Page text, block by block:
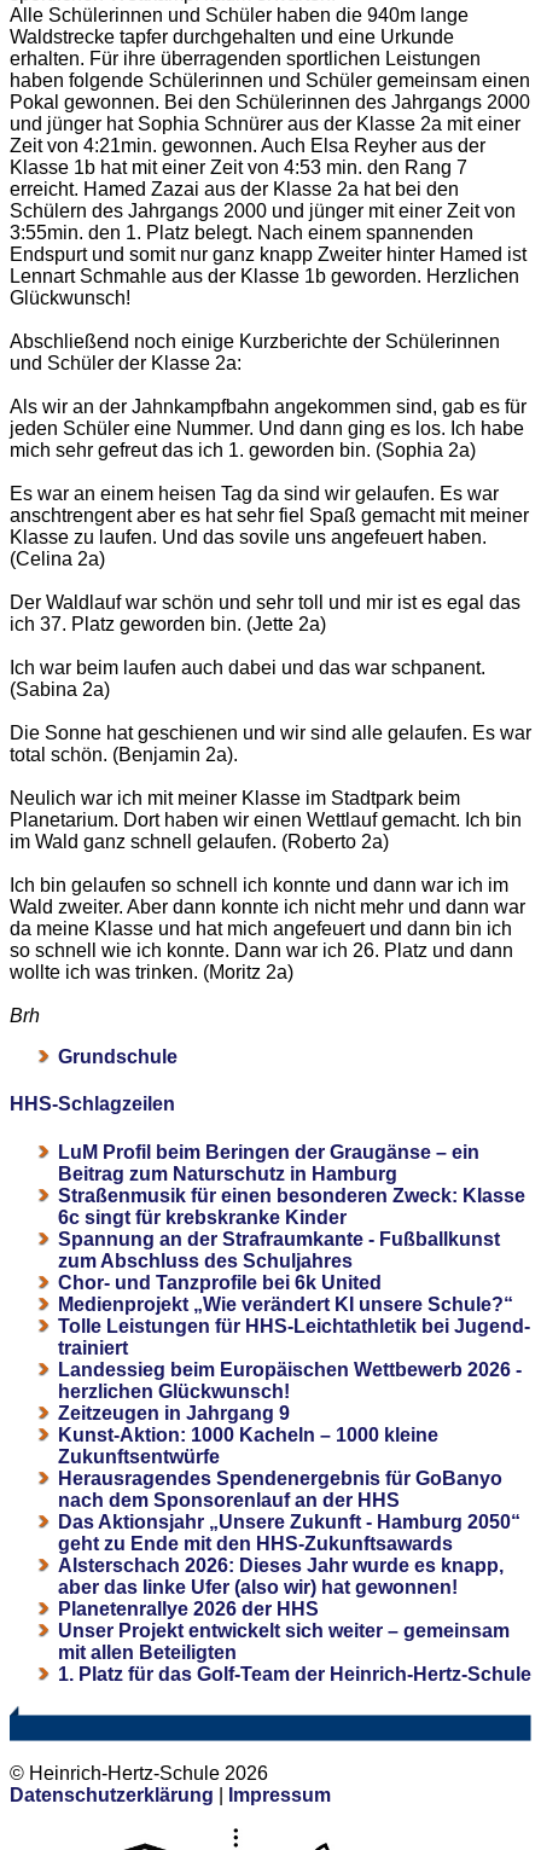
Alle Schülerinnen und Schüler haben die 940m lange
Waldstrecke tapfer durchgehalten und eine Urkunde
erhalten. Für ihre überragenden sportlichen Leistungen
haben folgende Schülerinnen und Schüler gemeinsam einen
Pokal gewonnen. Bei den Schülerinnen des Jahrgangs 2000
und jünger hat Sophia Schnürer aus der Klasse 2a mit einer
Zeit von 4:21min. gewonnen. Auch Elsa Reyher aus der
Klasse 1b hat mit einer Zeit von 4:53 min. den Rang 7
erreicht. Hamed Zazai aus der Klasse 2a hat bei den
Schülern des Jahrgangs 2000 und jünger mit einer Zeit von
3:55min. den 1. Platz belegt. Nach einem spannenden
Endspurt und somit nur ganz knapp Zweiter hinter Hamed ist
Lennart Schmahle aus der Klasse 1b geworden. Herzlichen
Glückwunsch!
Abschließend noch einige Kurzberichte der Schülerinnen
und Schüler der Klasse 2a:
Als wir an der Jahnkampfbahn angekommen sind, gab es für
jeden Schüler eine Nummer. Und dann ging es los. Ich habe
mich sehr gefreut das ich 1. geworden bin. (Sophia 2a)
Es war an einem heisen Tag da sind wir gelaufen. Es war
anschtrengent aber es hat sehr fiel Spaß gemacht mit meiner
Klasse zu laufen. Und das sovile uns angefeuert haben.
(Celina 2a)
Der Waldlauf war schön und sehr toll und mir ist es egal das
ich 37. Platz geworden bin. (Jette 2a)
Ich war beim laufen auch dabei und das war schpanent.
(Sabina 2a)
Die Sonne hat geschienen und wir sind alle gelaufen. Es war
total schön. (Benjamin 2a).
Neulich war ich mit meiner Klasse im Stadtpark beim
Planetarium. Dort haben wir einen Wettlauf gemacht. Ich bin
im Wald ganz schnell gelaufen. (Roberto 2a)
Ich bin gelaufen so schnell ich konnte und dann war ich im
Wald zweiter. Aber dann konnte ich nicht mehr und dann war
da meine Klasse und hat mich angefeuert und dann bin ich
so schnell wie ich konnte. Dann war ich 26. Platz und dann
wollte ich was trinken. (Moritz 2a)
Brh
Grundschule
HHS-Schlagzeilen
LuM Profil beim Beringen der Graugänse – ein
Beitrag zum Naturschutz in Hamburg
Straßenmusik für einen besonderen Zweck: Klasse
6c singt für krebskranke Kinder
Spannung an der Strafraumkante - Fußballkunst
zum Abschluss des Schuljahres
Chor- und Tanzprofile bei 6k United
Medienprojekt „Wie verändert KI unsere Schule?“
Tolle Leistungen für HHS-Leichtathletik bei Jugend-
trainiert
Landessieg beim Europäischen Wettbewerb 2026 -
herzlichen Glückwunsch!
Zeitzeugen in Jahrgang 9
Kunst-Aktion: 1000 Kacheln – 1000 kleine
Zukunftsentwürfe
Herausragendes Spendenergebnis für GoBanyo
nach dem Sponsorenlauf an der HHS
Das Aktionsjahr „Unsere Zukunft - Hamburg 2050“
geht zu Ende mit den HHS-Zukunftsawards
Alsterschach 2026: Dieses Jahr wurde es knapp,
aber das linke Ufer (also wir) hat gewonnen!
Planetenrallye 2026 der HHS
Unser Projekt entwickelt sich weiter – gemeinsam
mit allen Beteiligten
1. Platz für das Golf-Team der Heinrich-Hertz-Schule
© Heinrich-Hertz-Schule 2026
Datenschutzerklärung
Impressum